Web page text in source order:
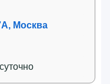
Москва